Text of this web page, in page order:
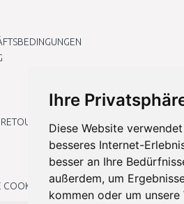
Ihre
Diese Website
besseres Internet-
besser an Ihre
außerdem, um
kommen oder um
COOKIE-EINSTELLUNGEN